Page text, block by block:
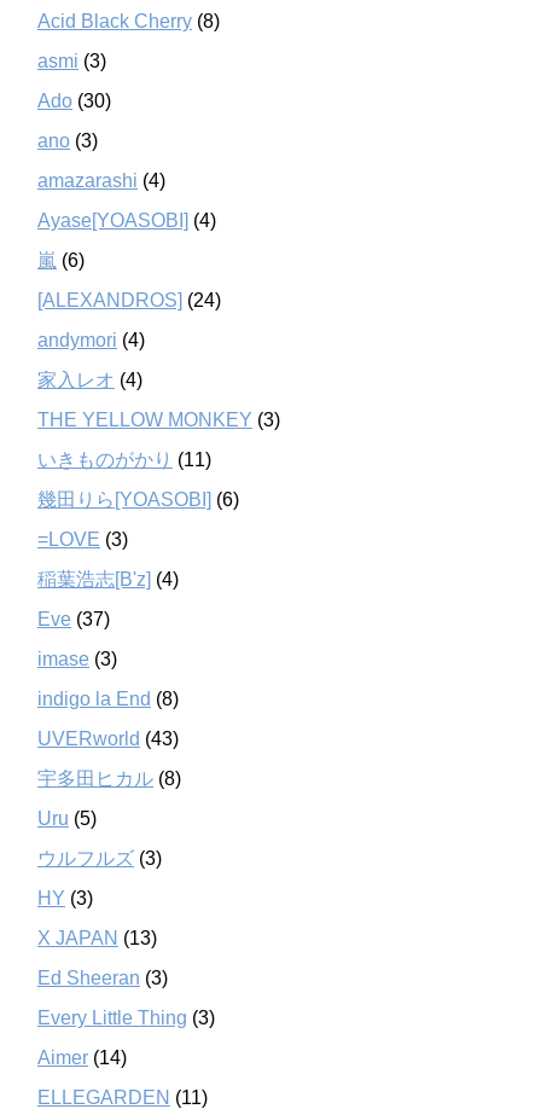
Acid Black Cherry (8)
asmi (3)
Ado (30)
ano (3)
amazarashi (4)
Ayase[YOASOBI] (4)
嵐 (6)
[ALEXANDROS] (24)
andymori (4)
家入レオ (4)
THE YELLOW MONKEY (3)
いきものがかり (11)
幾田りら[YOASOBI] (6)
=LOVE (3)
稲葉浩志[B'z] (4)
Eve (37)
imase (3)
indigo la End (8)
UVERworld (43)
宇多田ヒカル (8)
Uru (5)
ウルフルズ (3)
HY (3)
X JAPAN (13)
Ed Sheeran (3)
Every Little Thing (3)
Aimer (14)
ELLEGARDEN (11)